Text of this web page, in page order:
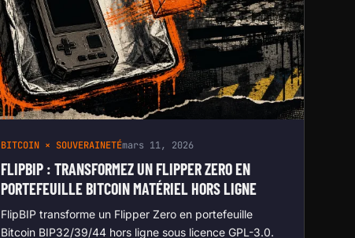
BITCOIN × SOUVERAINETÉmars 11, 2026
FLIPBIP : TRANSFORMEZ UN FLIPPER ZERO EN
PORTEFEUILLE BITCOIN MATÉRIEL HORS LIGNE
FlipBIP transforme un Flipper Zero en portefeuille
Bitcoin BIP32/39/44 hors ligne sous licence GPL-3.0.